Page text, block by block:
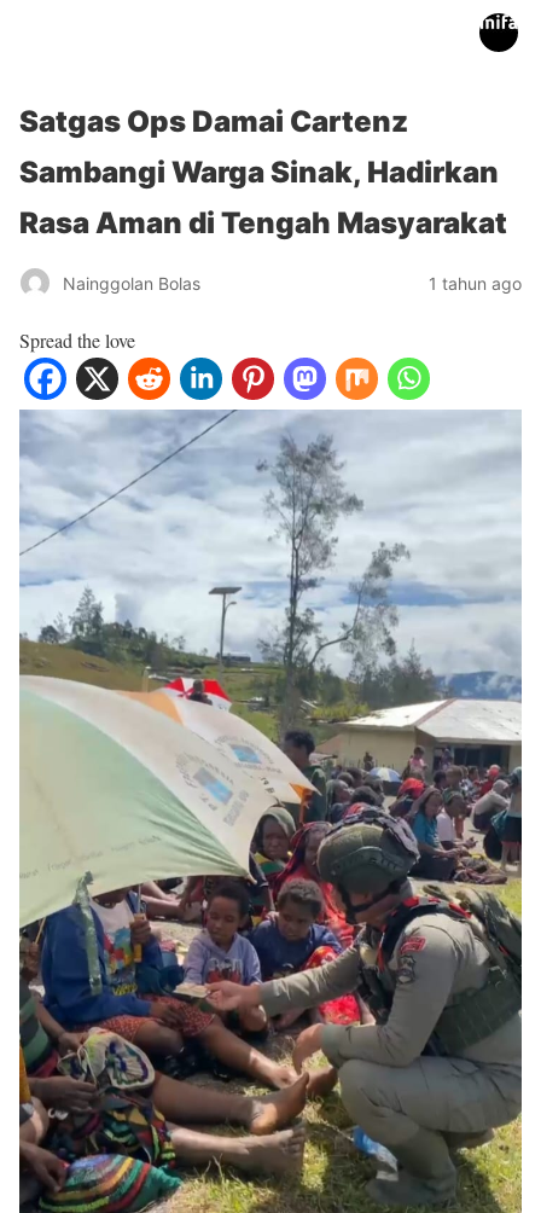
Satgas Ops Damai Cartenz
Sambangi Warga Sinak, Hadirkan
Rasa Aman di Tengah Masyarakat
Nainggolan Bolas 1 tahun ago
Spread the love